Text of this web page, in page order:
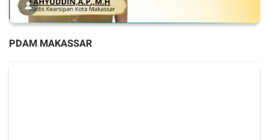
PDAM MAKASSAR